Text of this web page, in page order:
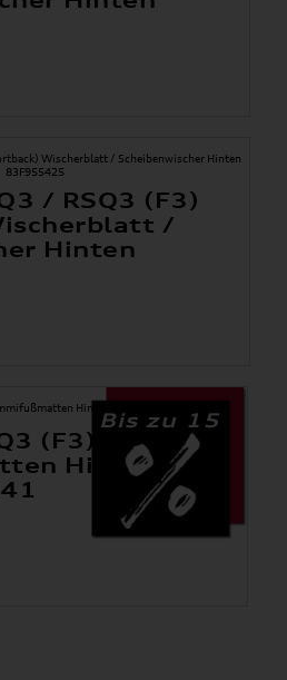
/ RSQ3 (F3)
/
Hinten
Bis zu 15
(F3)
Hinten